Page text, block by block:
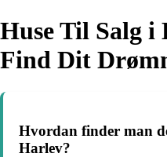
Huse Til Salg i
Find Dit
Hvordan finder man
Harlev?